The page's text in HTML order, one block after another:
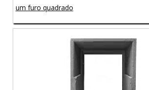
um furo quadrado